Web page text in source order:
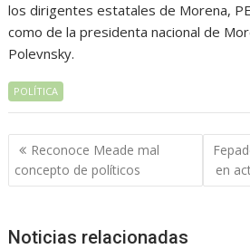
los dirigentes estatales de Morena,
como de la presidenta nacional de
Polevnsky.
POLÍTICA
Navegación
de
entradas
Reconoce Meade mal
concepto de políticos
en
Noticias relacionadas